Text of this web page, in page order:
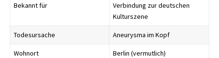
Bekannt für
Verbindung zur deutschen
Kulturszene
Todesursache Aneurysma im Kopf
Wohnort Berlin (vermutlich)